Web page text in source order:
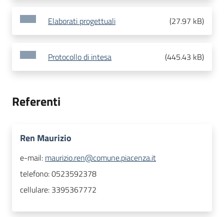
Elaborati progettuali (27.97 kB)
Protocollo di intesa (445.43 kB)
Referenti
Ren Maurizio
e-mail: maurizio.ren@comune.piacenza.it
telefono:0523592378
cellulare: 3395367772